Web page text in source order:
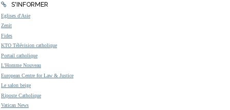
S'INFORMER
Eglises d'Asie
Zenit
Fides
KTO Télévision catholique
Portail catholique
L'Homme Nouveau
European Centre for Law & Justice
Le salon beige
Riposte Catholique
Vatican News